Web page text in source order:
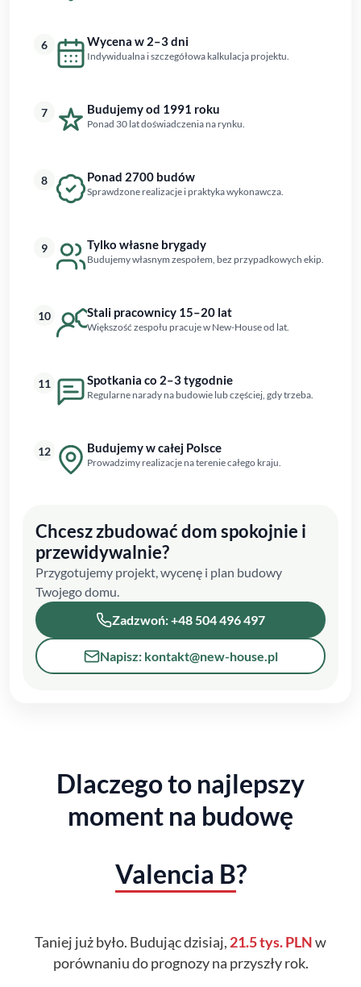
6 Wycena w 2–3 dni
Indywidualna i szczegółowa kalkulacja projektu.
7 Budujemy od 1991 roku
Ponad 30 lat doświadczenia na rynku.
8 Ponad 2700 budów
Sprawdzone realizacje i praktyka wykonawcza.
9 Tylko własne brygady
Budujemy własnym zespołem, bez przypadkowych ekip.
10 Stali pracownicy 15–20 lat
Większość zespołu pracuje w New-House od lat.
11 Spotkania co 2–3 tygodnie
Regularne narady na budowie lub częściej, gdy trzeba.
12 Budujemy w całej Polsce
Prowadzimy realizacje na terenie całego kraju.
Chcesz zbudować dom spokojnie i
przewidywalnie?
Przygotujemy projekt, wycenę i plan budowy
Twojego domu.
Zadzwoń: +48 504 496 497
Napisz: kontakt@new-house.pl
Dlaczego to najlepszy
moment na budowę
Valencia B?
Taniej już było. Budując dzisiaj, 21.5 tys. PLNw
porównaniu do prognozy na przyszły rok.